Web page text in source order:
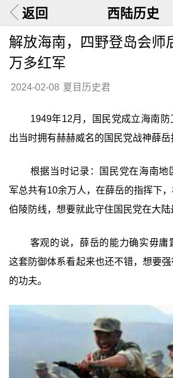
返回 西陆历史
解放海南，四野登岛会师
万多红军
2024-02-08 夏目历史君
1949年12月，国民党成立海南
出当时拥有赫赫威名的国民党战神薛岳
根据当时记录：国民党在海南地
军总共有10余万人，在薛岳的指挥下
伯陵防线，想要就此守住国民党在大陆
客观的说，薛岳的能力确实毋庸
这套防御体系看起来也还不错，想要
的功夫。